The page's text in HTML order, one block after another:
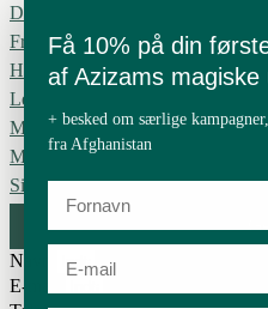
Få 10% på din
af Azizams magiske
+ besked om særlige
fra Afghanistan
Drømme, evighed og forbundethed
Fred i sindet
Håbets blad
Leve i harmoni
Min Blomst
Mit ønske
Silkevejen
Navn
E-mail